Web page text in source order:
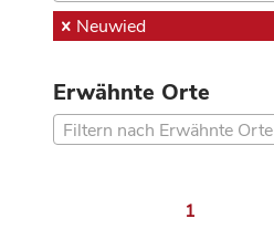
Neuwied
Erwähnte Orte
Filtern nach Erwähnte Orte
1